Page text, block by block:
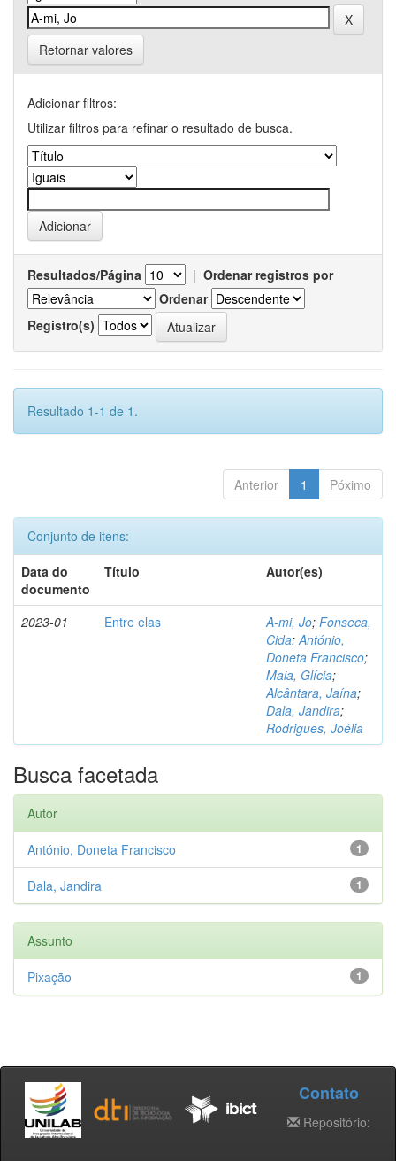
Retornar valores
Adicionar filtros:
Utilizar filtros para refinar o resultado de busca.
Resultados/Página | Ordenar registros por
Ordenar
Registro(s)
Resultado 1-1 de 1.
Anterior 1 Póximo
Conjunto de itens:
Data do
documento
Título Autor(es)
2023-01 Entre elas A-mi, Jo; Fonseca,
Cida;António,
Doneta Francisco;
Maia, Glícia;
Alcântara, Jaína;
Dala, Jandira;
Rodrigues, Joélia
Busca facetada
Autor
1
António, Doneta Francisco
1
Dala, Jandira
Assunto
1
Pixação
Contato
Repositório: